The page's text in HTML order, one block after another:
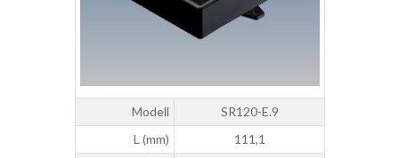
Modell
SR120-E.9
L (mm)
111,1